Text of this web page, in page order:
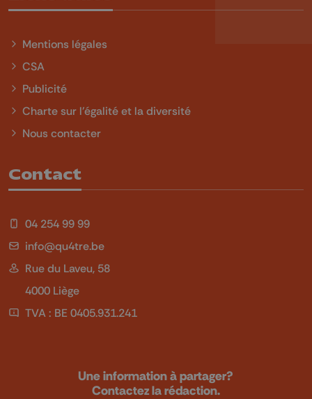
Mentions légales
CSA
Publicité
Charte sur l'égalité et la diversité
Nous contacter
Contact
04 254 99 99
info@qu4tre.be
Rue du Laveu, 58
4000 Liège
TVA : BE 0405.931.241
Une information à partager?
Contactez la rédaction.